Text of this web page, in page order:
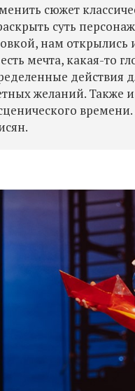
сюжет
суть
нам
мечта, какая-то
действия
желаний. Также и